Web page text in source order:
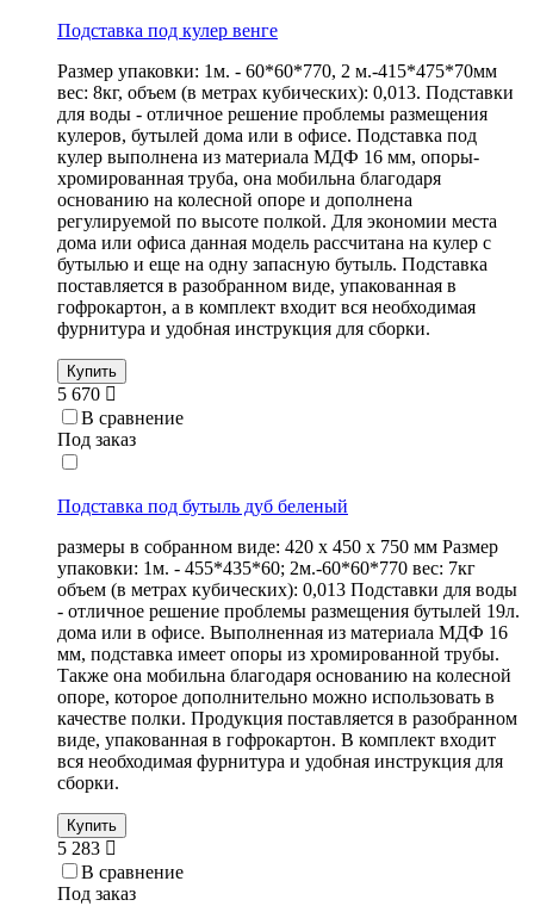
Подставка под кулер венге
Размер упаковки: 1м. - 60*60*770, 2 м.-415*475*70мм
вес: 8кг, объем (в метрах кубических): 0,013. Подставки
для воды - отличное решение проблемы размещения
кулеров, бутылей дома или в офисе. Подставка под
кулер выполнена из материала МДФ 16 мм, опоры-
хромированная труба, она мобильна благодаря
основанию на колесной опоре и дополнена
регулируемой по высоте полкой. Для экономии места
дома или офиса данная модель рассчитана на кулер с
бутылью и еще на одну запасную бутыль. Подставка
поставляется в разобранном виде, упакованная в
гофрокартон, а в комплект входит вся необходимая
фурнитура и удобная инструкция для сборки.
Купить
5 670
В сравнение
Под заказ
Подставка под бутыль дуб беленый
размеры в собранном виде: 420 х 450 х 750 мм Размер
упаковки: 1м. - 455*435*60; 2м.-60*60*770 вес: 7кг
объем (в метрах кубических): 0,013 Подставки для воды
- отличное решение проблемы размещения бутылей 19л.
дома или в офисе. Выполненная из материала МДФ 16
мм, подставка имеет опоры из хромированной трубы.
Также она мобильна благодаря основанию на колесной
опоре, которое дополнительно можно использовать в
качестве полки. Продукция поставляется в разобранном
виде, упакованная в гофрокартон. В комплект входит
вся необходимая фурнитура и удобная инструкция для
сборки.
Купить
5 283
В сравнение
Под заказ